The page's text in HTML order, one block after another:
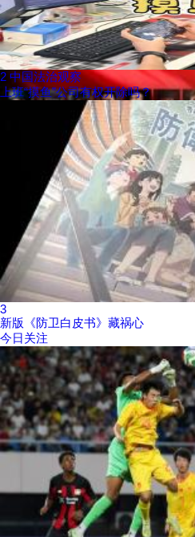
2 中国法治观察
上班“摸鱼”公司有权开除吗？
3
新版《防卫白皮书》藏祸心
今日关注